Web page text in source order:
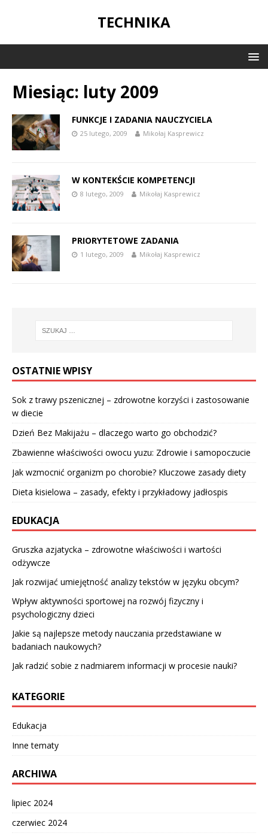
TECHNIKA
Miesiąc: luty 2009
FUNKCJE I ZADANIA NAUCZYCIELA
25 lutego, 2009 Mikołaj Kasprewicz
W KONTEKŚCIE KOMPETENCJI
8 lutego, 2009 Mikołaj Kasprewicz
PRIORYTETOWE ZADANIA
1 lutego, 2009 Mikołaj Kasprewicz
OSTATNIE WPISY
Sok z trawy pszenicznej – zdrowotne korzyści i zastosowanie
w diecie
Dzień Bez Makijażu – dlaczego warto go obchodzić?
Zbawienne właściwości owocu yuzu: Zdrowie i samopoczucie
Jak wzmocnić organizm po chorobie? Kluczowe zasady diety
Dieta kisielowa – zasady, efekty i przykładowy jadłospis
EDUKACJA
Gruszka azjatycka – zdrowotne właściwości i wartości
odżywcze
Jak rozwijać umiejętność analizy tekstów w języku obcym?
Wpływ aktywności sportowej na rozwój fizyczny i
psychologiczny dzieci
Jakie są najlepsze metody nauczania przedstawiane w
badaniach naukowych?
Jak radzić sobie z nadmiarem informacji w procesie nauki?
KATEGORIE
Edukacja
Inne tematy
ARCHIWA
lipiec 2024
czerwiec 2024